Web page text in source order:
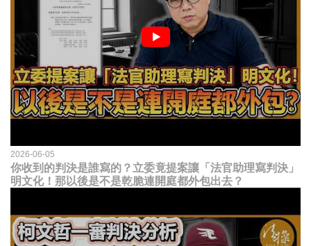
2026-06-05
你收到的判決是誰寫的？立委竟提案讓「法官助理寫判決」
明文化！那以後是不是乾脆連開庭都外包出去？